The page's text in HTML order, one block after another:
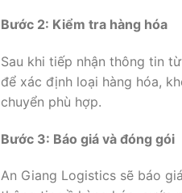
Bước 2: Kiểm tra hàng hóa
Sau khi tiếp nhận thông tin
để xác định loại hàng hóa,
chuyển phù hợp.
Bước 3: Báo giá và đóng gói
An Giang Logistics sẽ báo